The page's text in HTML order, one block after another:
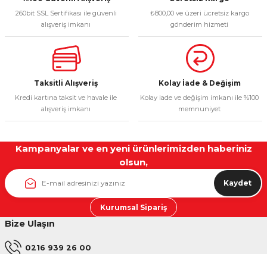
Bu ürüne benzer farklı alternatifler olmalı.
260bit SSL Sertifikası ile güvenli
alışveriş imkanı
₺800,00 ve üzeri ücretsiz kargo
gönderim hizmeti
Taksitli Alışveriş
Kredi kartına taksit ve havale ile
alışveriş imkanı
Kolay İade & Değişim
Kolay iade ve değişim imkanı ile %100
memnuniyet
Kampanyalar ve en yeni ürünlerimizden haberiniz
olsun,
Kaydet
Kurumsal Sipariş
Bize Ulaşın
0216 939 26 00